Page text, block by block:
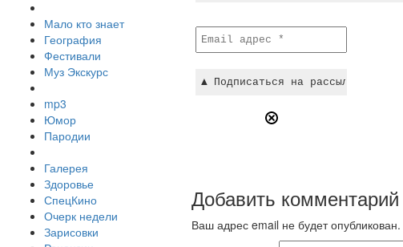
Мало кто знает
География
Фестивали
Муз Экскурс
mp3
Юмор
Пародии
Галерея
Здоровье
СпецКино
Очерк недели
Зарисовки
Добавить комментарий
Ваш адрес email не будет опубликован.